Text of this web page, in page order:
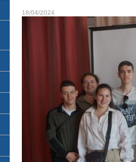
18/04/2024